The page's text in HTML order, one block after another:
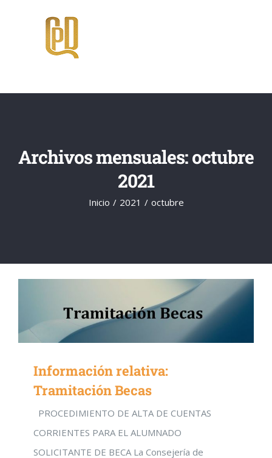
Archivos mensuales:octubre
2021
Inicio 2021 octubre
Información relativa:
Tramitación Becas
PROCEDIMIENTO DE ALTA DE CUENTAS
CORRIENTES PARA EL ALUMNADO
SOLICITANTE DE BECA La Consejería de